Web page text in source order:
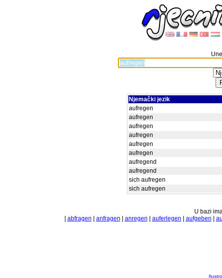
Njemački jezik
aufregen
aufregen
aufregen
aufregen
aufregen
aufregen
aufregend
aufregend
sich aufregen
sich aufregen
U bazi
abfragen anfragen anregen auferlegen aufgeben